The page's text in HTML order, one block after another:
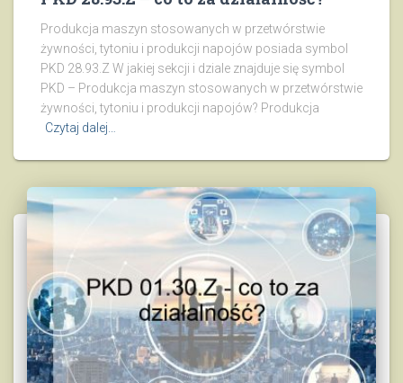
Produkcja maszyn stosowanych w przetwórstwie
żywności, tytoniu i produkcji napojów posiada symbol
PKD 28.93.Z W jakiej sekcji i dziale znajduje się symbol
PKD – Produkcja maszyn stosowanych w przetwórstwie
żywności, tytoniu i produkcji napojów? Produkcja
Czytaj dalej…